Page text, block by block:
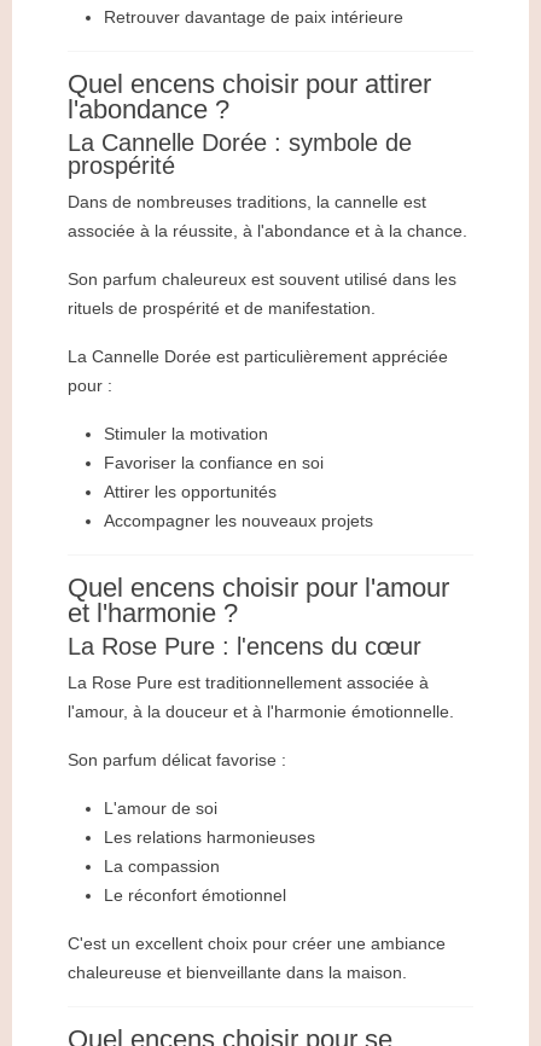
Retrouver davantage de paix intérieure
Quel encens choisir pour attirer
l'abondance ?
La Cannelle Dorée : symbole de
prospérité
Dans de nombreuses traditions, la cannelle est
associée à la réussite, à l'abondance et à la chance.
Son parfum chaleureux est souvent utilisé dans les
rituels de prospérité et de manifestation.
La Cannelle Dorée est particulièrement appréciée
pour :
Stimuler la motivation
Favoriser la confiance en soi
Attirer les opportunités
Accompagner les nouveaux projets
Quel encens choisir pour l'amour
et l'harmonie ?
La Rose Pure : l'encens du cœur
La Rose Pure est traditionnellement associée à
l'amour, à la douceur et à l'harmonie émotionnelle.
Son parfum délicat favorise :
L'amour de soi
Les relations harmonieuses
La compassion
Le réconfort émotionnel
C'est un excellent choix pour créer une ambiance
chaleureuse et bienveillante dans la maison.
Quel encens choisir pour se